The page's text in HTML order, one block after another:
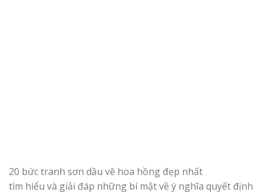
20 bức tranh sơn dầu vẽ hoa hồng đẹp nhất
tìm hiểu và giải đáp những bí mật về ý nghĩa quyết định